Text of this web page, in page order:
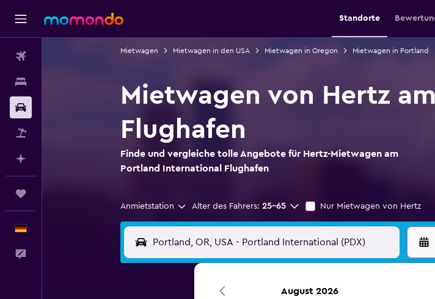
Standorte
Mietwagen Mietwagen in den USA Mietwagen in Oregon Mietwagen in Portland
Mietwagen von Hertz
Flughafen
Finde und vergleiche tolle Angebote für Hertz-Mietwagen am
Portland International Flughafen
Anmietstation Alter des Fahrers: 25-65 Nur Mietwagen von Hertz
August 2026